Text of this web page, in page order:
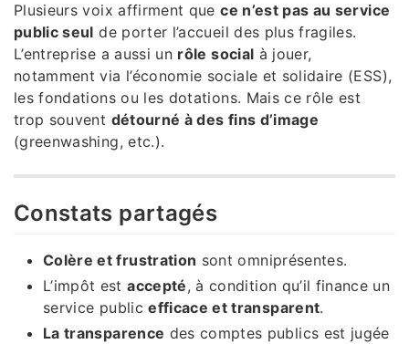
Plusieurs voix affirment quece n’est pas au service
public seul de porter l’accueil des plus fragiles.
L’entreprise a aussi un rôle social à jouer,
notamment via l’économie sociale et solidaire (ESS),
les fondations ou les dotations. Mais ce rôle est
trop souvent détourné à des fins d’image
(greenwashing, etc.).
Constats partagés
Colère et frustration sont omniprésentes.
L’impôt estaccepté, à condition qu’il finance un
service publicefficace et transparent.
La transparence des comptes publics est jugée